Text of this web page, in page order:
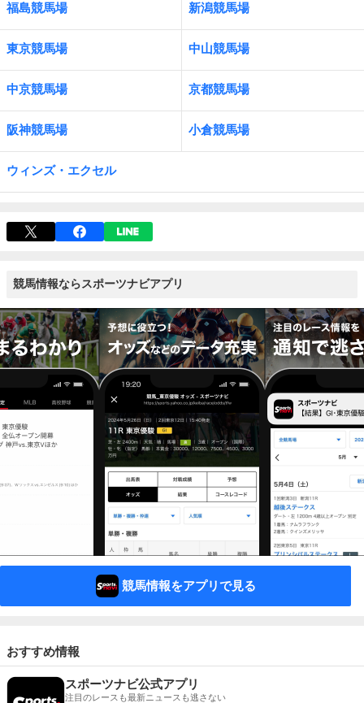
福島競馬場 新潟競馬場
東京競馬場 中山競馬場
中京競馬場 京都競馬場
阪神競馬場 小倉競馬場
ウィンズ・エクセル
競馬情報ならスポーツナビアプリ
競馬情報をアプリで見る
おすすめ情報
スポーツナビ公式アプリ
注目のレースも最新ニュースも逃さない